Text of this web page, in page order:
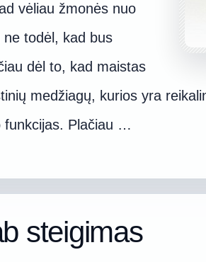
vėliau žmonės nuo
todėl, kad bus
dėl to, kad maistas
medžiagų, kurios yra
funkcijas. Plačiau …
steigimas